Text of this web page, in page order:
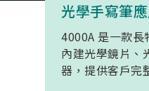
4000A 是一款長
內建光學鏡片、
器，提供客戶完